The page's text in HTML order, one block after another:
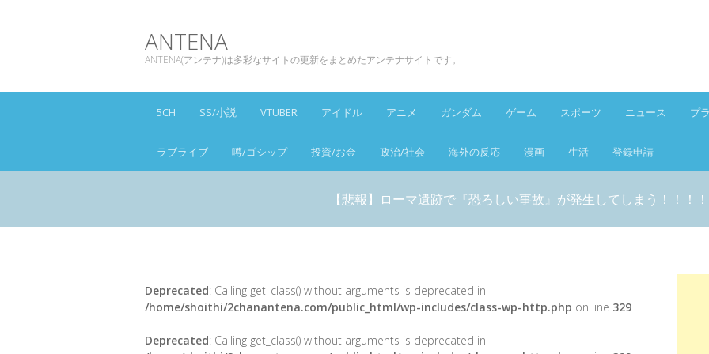
ANTENA
ANTENA(アンテナ)は多彩なサイトの更新をまとめたアンテナサイトです。
5CH SS/小説 VTUBER アイドル アニメ ガンダム ゲーム スポーツ ニュース プ
ラブライブ 噂/ゴシップ 投資/お金 政治/社会 海外の反応 漫画 生活 登録申請
【悲報】ローマ遺跡で『恐ろしい事故』が発生してしまう！！！！
Deprecated: Calling get_class() without arguments is deprecated in
/home/shoithi/2chanantena.com/public_html/wp-includes/class-wp-http.php on line 329
Deprecated: Calling get_class() without arguments is deprecated in